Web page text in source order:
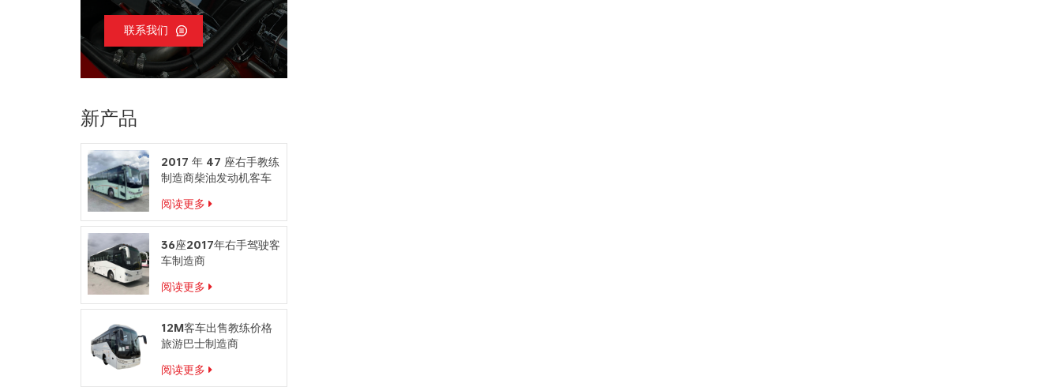
联系我们
新产品
2017 年 47 座右手教练
制造商柴油发动机客车
阅读更多
36座2017年右手驾驶客
车制造商
阅读更多
12M客车出售教练价格
旅游巴士制造商
阅读更多